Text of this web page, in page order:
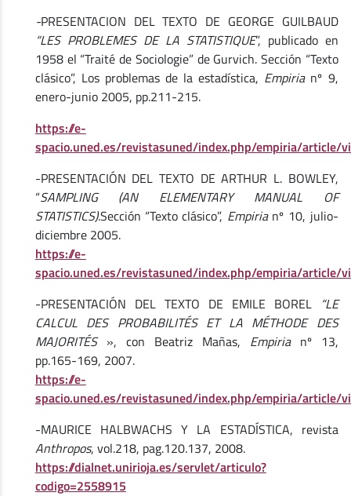
-PRESENTACION DEL TEXTO DE GEORGE GUILBAUD
“LES PROBLEMES DE LA STATISTIQUE”, publicado en
1958 el “Traité de Sociologie” de Gurvich. Sección “Texto
clásico”, Los problemas de la estadística, Empirianº 9,
enero-junio 2005, pp.211-215.
https://e-
spacio.uned.es/revistasuned/index.php/empiria/article/
-PRESENTACIÓN DEL TEXTO DE ARTHUR L. BOWLEY,
“SAMPLING (AN ELEMENTARY MANUAL OF
STATISTICS).Sección “Texto clásico”, Empirianº 10, julio-
diciembre 2005.
https://e-
spacio.uned.es/revistasuned/index.php/empiria/article/
-PRESENTACIÓN DEL TEXTO DE EMILE BOREL “LE
CALCUL DES PROBABILITÉS ET LA MÉTHODE DES
MAJORITÉS », con Beatriz Mañas, Empirianº 13,
pp.165-169, 2007.
https://e-
spacio.uned.es/revistasuned/index.php/empiria/article/
-MAURICE HALBWACHS Y LA ESTADÍSTICA, revista
Anthropos, vol.218, pag.120.137, 2008.
https://dialnet.unirioja.es/servlet/articulo?
codigo=2558915